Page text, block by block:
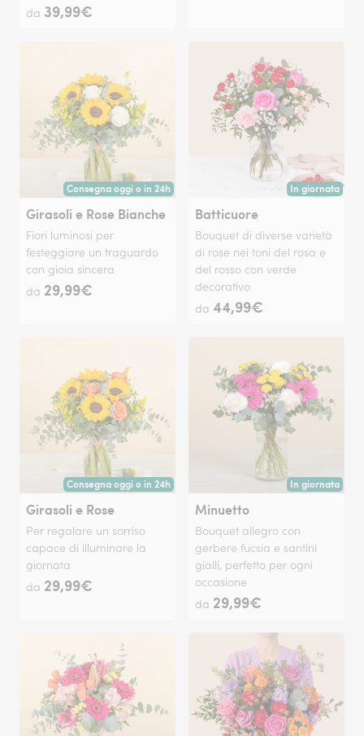
da 39,99€
Consegna oggi o in 24h
Consegna a mano oggi tramite fiorista nelle grandi città o a
Girasoli e Rose Bianche
Fiori luminosi per
festeggiare un traguardo
con gioia sincera
da 29,99€
In giornata
Consegna
Batticuore
Bouquet di diverse varietà
di rose nei toni del rosa e
del rosso con verde
decorativo
da 44,99€
Consegna oggi o in 24h
Consegna a mano oggi tramite fiorista nelle grandi città o a
Girasoli e Rose
Per regalare un sorriso
capace di illuminare la
giornata
da 29,99€
In giornata
Consegna
Minuetto
Bouquet allegro con
gerbere fucsia e santini
gialli, perfetto per ogni
occasione
da 29,99€